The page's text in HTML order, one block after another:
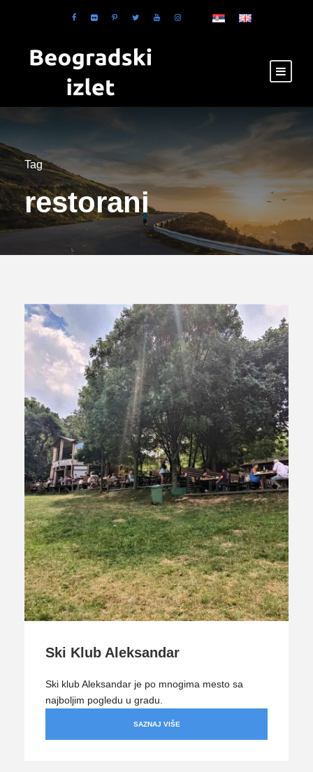
Tag
restorani
Ski Klub Aleksandar
Ski klub Aleksandar je po mnogima mesto sa
najboljim pogledu u gradu.
SAZNAJ VIŠE